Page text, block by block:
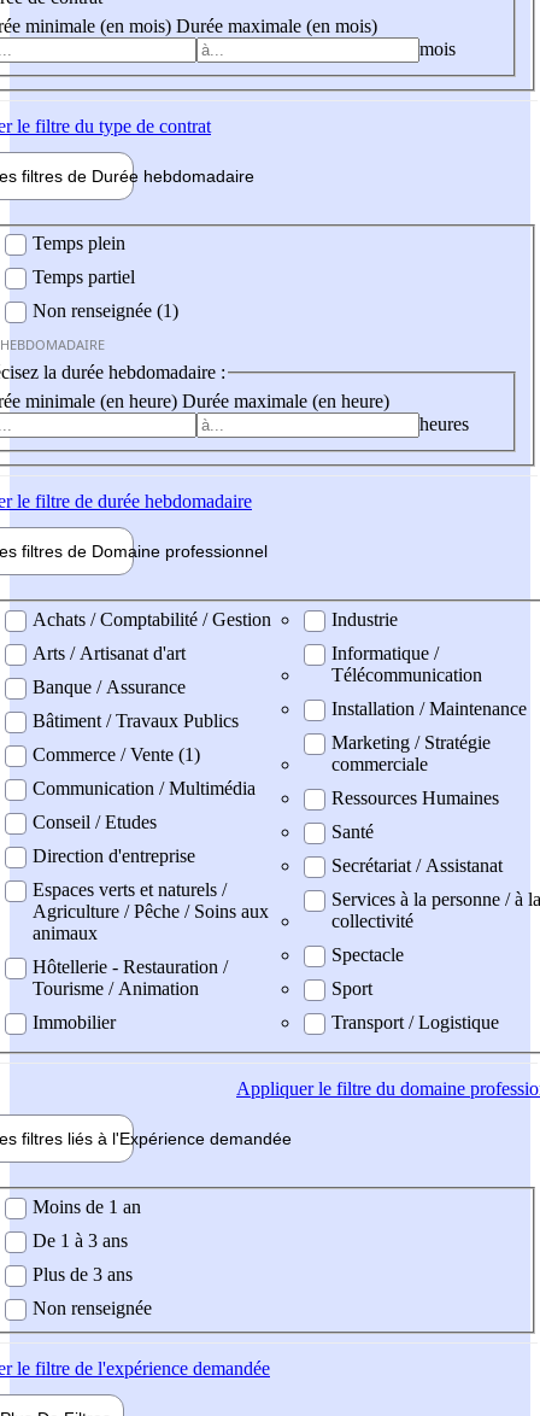
minimale (en mois) Durée maximale (en mois)
mois
le filtre du type de contrat
filtres de Durée hebdomadaire
Temps plein
Temps partiel
Non renseignée (1)
la durée hebdomadaire :
minimale (en heure) Durée maximale (en heure)
heures
le filtre de durée hebdomadaire
filtres de Domaine professionnel
professionel
Achats / Comptabilité / Gestion
Arts / Artisanat d'art
Banque / Assurance
Bâtiment / Travaux Publics
Commerce / Vente (1)
Communication / Multimédia
Conseil / Etudes
Direction d'entreprise
Espaces verts et naturels /
Agriculture / Pêche / Soins aux
animaux
Hôtellerie - Restauration /
Tourisme / Animation
Immobilier
Industrie
Informatique /
Télécommunication
Installation / Maintenance
Marketing / Stratégie
commerciale
Ressources Humaines
Santé
Secrétariat / Assistanat
Services à la personne / à la
collectivité
Spectacle
Sport
Transport / Logistique
Appliquerle filtre du domaine
filtres liés à l'Expérience demandée
demandée
Moins de 1 an
De 1 à 3 ans
Plus de 3 ans
Non renseignée
le filtre de l'expérience demandée